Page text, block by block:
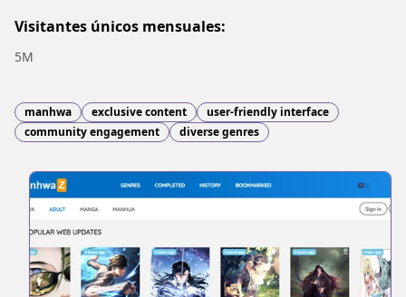
Visitantes únicos mensuales:
5M
manhwa exclusive content
user-friendly interface
community engagement
diverse genres